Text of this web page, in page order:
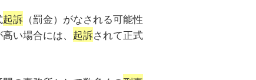
起訴 （罰金）がなされる可能性
い場合には、 起訴されて正式